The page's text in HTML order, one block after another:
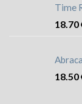
Time
18.70
18.50